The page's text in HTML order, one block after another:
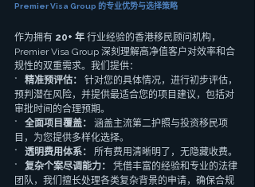
Premier Visa Group 的专业优势与选择策略
作为拥有 20+ 年 行业经验的香港移民顾问机构，
Premier Visa Group 深刻理解高净值客户对效率和合
规性的双重需求。我们提供：
* 精准预评估：
针对您的具体情况，进行初步评估，
预判潜在风险，并提供最适合您的项目建议，包括对
审批时间的合理预期。
* 全面项目覆盖：
涵盖主流第二护照与投资移民项
目，为您提供多样化选择。
* 透明费用体系：
所有费用清晰明了，无隐藏收费。
* 复杂个案尽调能力：
凭借丰富的经验和专业的法律
团队，我们擅长处理各类复杂背景的申请，确保合规